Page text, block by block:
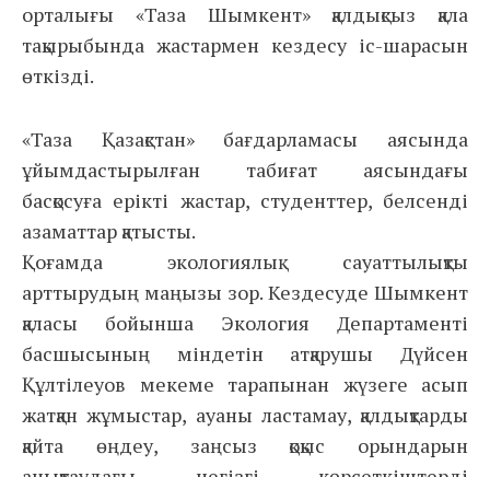
орталығы «Таза Шымкент» қалдықсыз қала
тақырыбында жастармен кездесу іс-шарасын
өткізді.
«Таза Қазақстан» бағдарламасы аясында
ұйымдастырылған табиғат аясындағы
басқосуға ерікті жастар, студенттер, белсенді
азаматтар қатысты.
Қоғамда экологиялық сауаттылықты
арттырудың маңызы зор. Кездесуде Шымкент
қаласы бойынша Экология Департаменті
басшысының міндетін атқарушы Дүйсен
Құлтілеуов мекеме тарапынан жүзеге асып
жатқан жұмыстар, ауаны ластамау, қалдықтарды
қайта өңдеу, заңсыз қоқыс орындарын